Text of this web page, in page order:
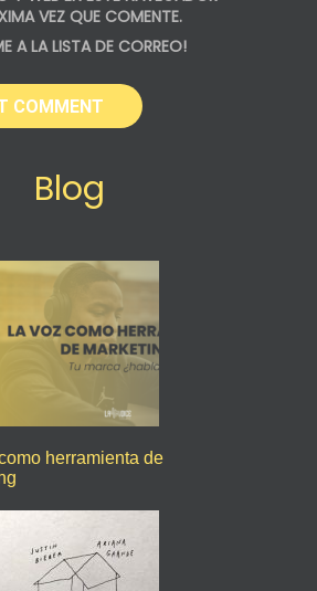
VEZ QUE COMENTE.
A LA LISTA DE CORREO!
Blog
herramienta de